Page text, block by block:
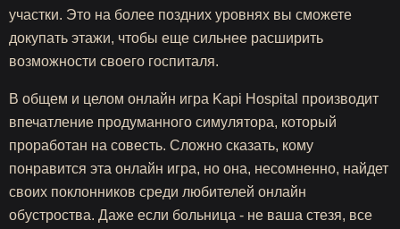
участки. Это на более поздних уровнях вы сможете
докупать этажи, чтобы еще сильнее расширить
возможности своего госпиталя.
В общем и целом онлайн игра Kapi Hospital производит
впечатление продуманного симулятора, который
проработан на совесть. Сложно сказать, кому
понравится эта онлайн игра, но она, несомненно, найдет
своих поклонников среди любителей онлайн
обустроства. Даже если больница - не ваша стезя, все